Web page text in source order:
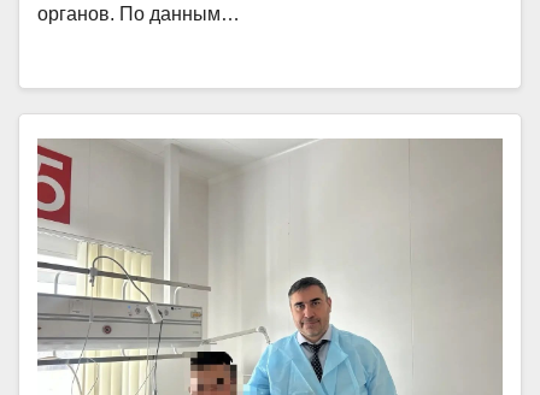
органов. По данным…